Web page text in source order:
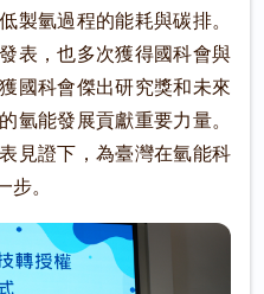
製氫過程的能耗與碳排。
表，也多次獲得國科會與
國科會傑出研究獎和未來
氫能發展貢獻重要力量。
見證下，為臺灣在氫能科
步。